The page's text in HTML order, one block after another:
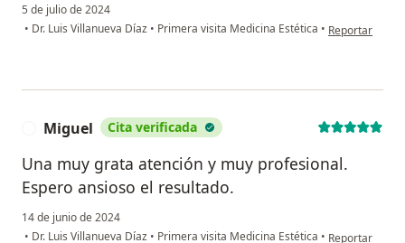
5 de julio de 2024
• Dr. Luis Villanueva Díaz • Primera visita Medicina Estética • en opinión del
Reportar
Miguel Cita verificada
Una muy grata atención y muy profesional.
Espero ansioso el resultado.
14 de junio de 2024
• Dr. Luis Villanueva Díaz • Primera visita Medicina Estética • en opinión del
Reportar